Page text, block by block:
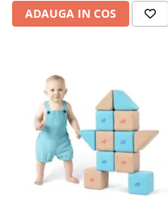
ADAUGA IN COS